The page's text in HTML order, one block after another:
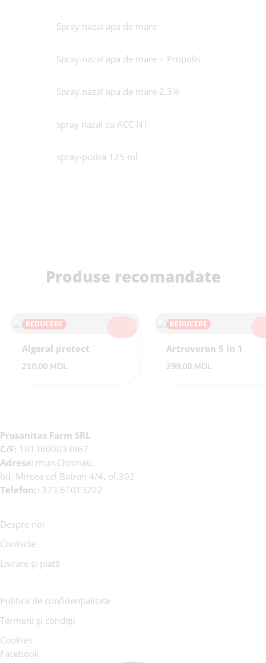
Spray nazal apa de mare
Spray nazal apa de mare + Propolis
Spray nazal apa de mare 2.3%
spray nazal cu ACC N1
spray-pudra 125 ml
Produse recomandate
REDUCERE
Algoral protect
210,00 MDL
REDUCERE
Artroveron 5 in 1
299,00 MDL
Prosanitas Farm SRL
C/F: 1013600033067
Adresa: mun.Chisinau,
bd. Mircea cel Batran 4/4, of.302
Telefon:+373 61013222
Despre noi
Contacte
Livrare și plată
Politica de confidențialitate
Termeni și condiții
Cookies
Facebook